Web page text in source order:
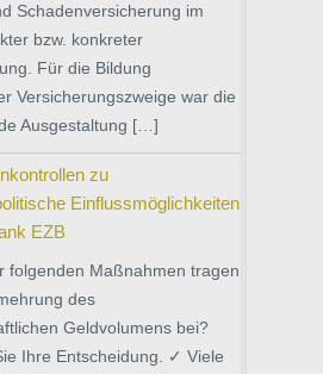
Schadenversicherung im
bzw. konkreter
Für die Bildung
Versicherungszweige war die
Ausgestaltung […]
zu
Einflussmöglichkeiten
EZB
folgenden Maßnahmen tragen
des
Geldvolumens bei?
Ihre Entscheidung. ✓ Viele